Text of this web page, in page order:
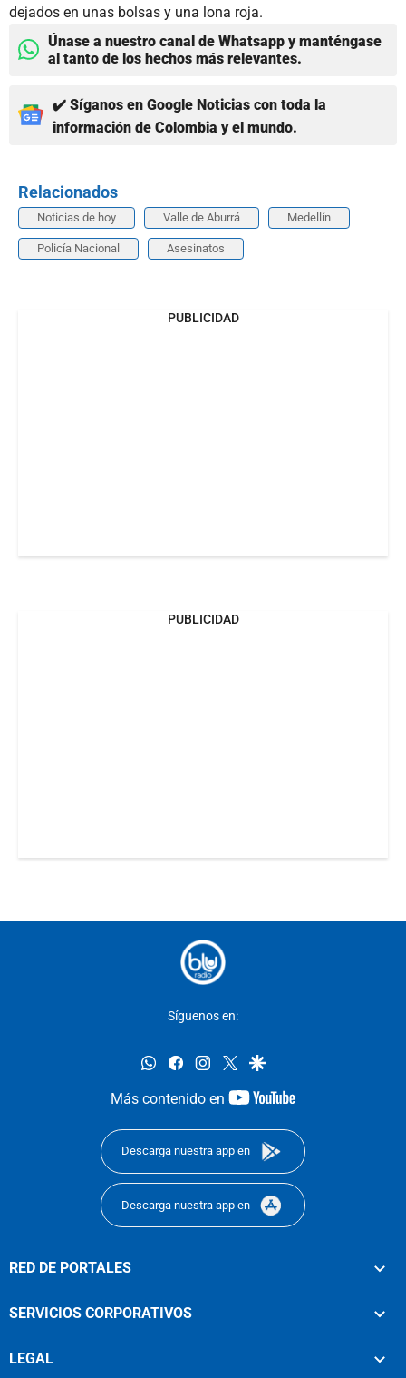
dejados en unas bolsas y una lona roja.
Únase a nuestro canal de Whatsapp y manténgase
al tanto de los hechos más relevantes.
✔️ Síganos en Google Noticias con toda la
información de Colombia y el mundo.
Relacionados
Noticias de hoy Valle de Aburrá Medellín
Policía Nacional Asesinatos
PUBLICIDAD
PUBLICIDAD
Síguenos en:
whatsappfacebookinstagram
twittergoogle
Más contenido en
youtube-
Descarga nuestra app en
Descarga nuestra app en
RED DE PORTALES
SERVICIOS CORPORATIVOS
LEGAL